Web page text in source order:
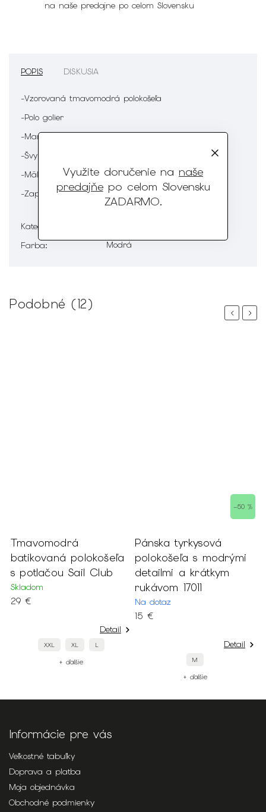
Využite doručenie na naše
predajňepo celom Slovensku
ZADARMO.
na naše predajne po celom Slovensku
POPIS DISKUSIA
-Vzorovaná tmavomodrá polokošeľa
-Polo golier
-Manžetový golier
-Švy tón v tóne
-Mäkký omak
-Zapínanie na gombíky
Kategória
Farba: Modrá
Podobné (12)
Previous
Tmavomodrá
batikovaná polokošeľa
s potlačou Sail Club
Skladom
29 €
Detail
XXL XL L
+ ďalšie
–50 %
Pánska tyrkysová
polokošeľa s modrými
detailmi a krátkym
rukávom 17011
Na dotaz
15 €
Detail
M
+ ďalšie
Next
Informácie pre vás
Veľkostné tabuľky
Doprava a platba
Moja objednávka
Obchodné podmienky